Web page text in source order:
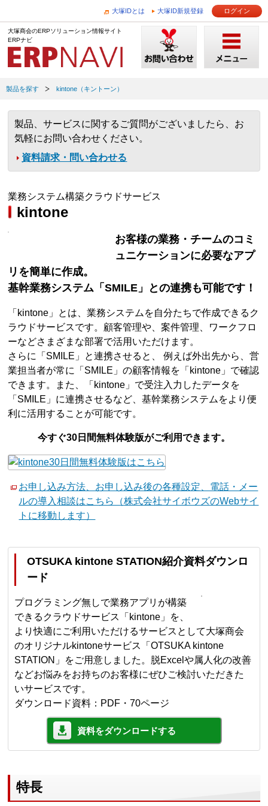
大塚IDとは 大塚ID新規登録 ログイン
大塚商会のERPソリューション情報サイト
ERPナビ
製品を探す kintone（キントーン）
製品、サービスに関するご質問がございましたら、お
気軽にお問い合わせください。
資料請求・問い合わせる
業務システム構築クラウドサービス
kintone
お客様の業務・チームのコミ
ュニケーションに必要なアプ
リを簡単に作成。
基幹業務システム「SMILE」との連携も可能です！
「kintone」とは、業務システムを自分たちで作成できるク
ラウドサービスです。顧客管理や、案件管理、ワークフロ
ーなどさまざまな部署で活用いただけます。
さらに「SMILE」と連携させると、 例えば外出先から、営
業担当者が常に「SMILE」の顧客情報を「kintone」で確認
できます。また、「kintone」で受注入力したデータを
「SMILE」に連携させるなど、基幹業務システムをより便
利に活用することが可能です。
今すぐ30日間無料体験版がご利用できます。
お申し込み方法、お申し込み後の各種設定、電話・メー
ルの導入相談はこちら（株式会社サイボウズのWebサイ
トに移動します）
OTSUKA kintone STATION紹介資料ダウンロ
ード
プログラミング無しで業務アプリが構築
できるクラウドサービス「kintone」を、
より快適にご利用いただけるサービスとして大塚商会
のオリジナルkintoneサービス「OTSUKA kintone
STATION」をご用意しました。脱Excelや属人化の改善
などお悩みをお持ちのお客様にぜひご検討いただきた
いサービスです。
ダウンロード資料：PDF・70ページ
資料をダウンロードする
特長